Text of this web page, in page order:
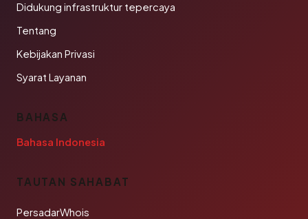
Didukung infrastruktur tepercaya
Tentang
Kebijakan Privasi
Syarat Layanan
BAHASA
Bahasa Indonesia
TAUTAN SAHABAT
PersadarWhois